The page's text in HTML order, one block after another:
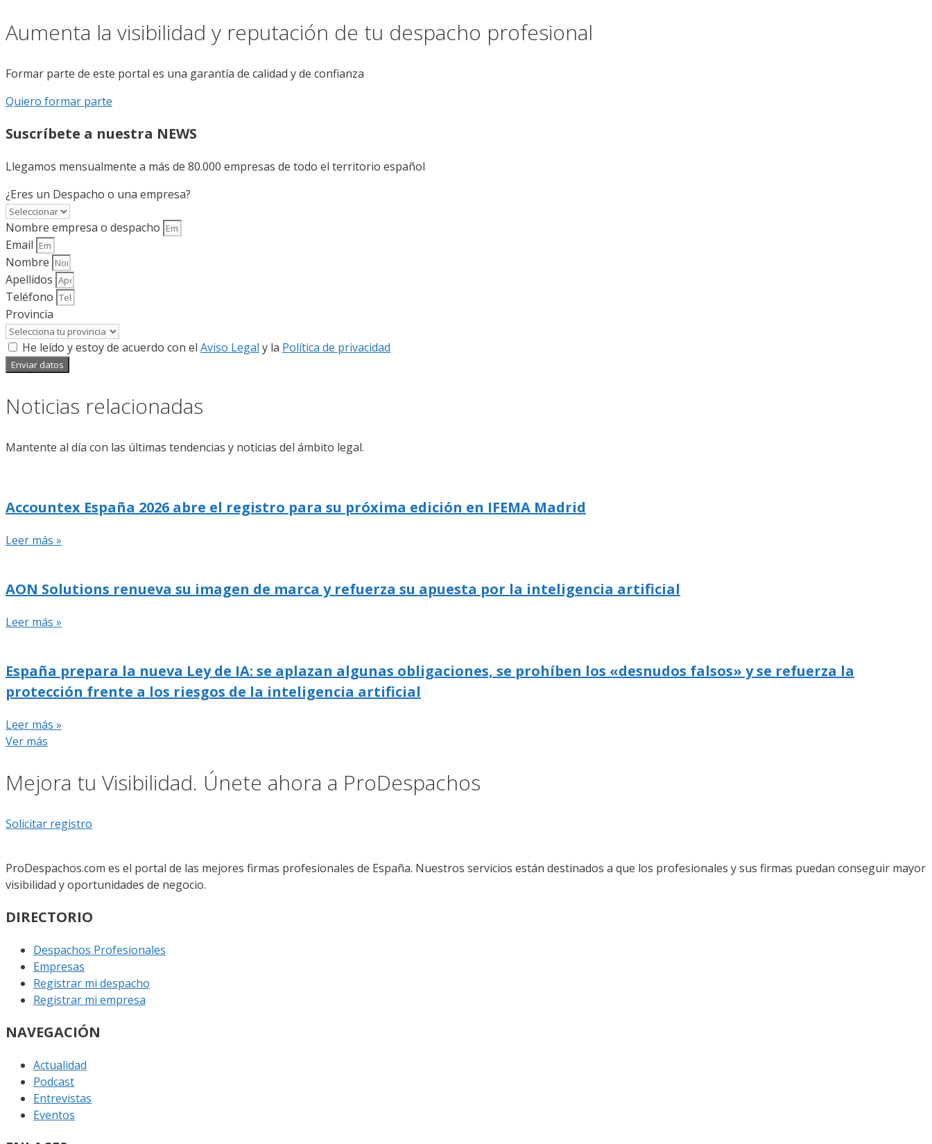
Aumenta la visibilidad y reputación de tu despacho profesional
Formar parte de este portal es una garantía de calidad y de confianza
Quiero formar parte
Suscríbete a nuestra NEWS
Llegamos mensualmente a más de 80.000 empresas de todo el territorio español
¿Eres un Despacho o una empresa?
Nombre empresa o despacho
Email
Nombre
Apellidos
Teléfono
Provincia
He leído y estoy de acuerdo con el Aviso Legal y la Política de privacidad
Enviar datos
Noticias relacionadas
Mantente al día con las últimas tendencias y noticias del ámbito legal.
Accountex España 2026 abre el registro para su próxima edición en IFEMA Madrid
Leer más »
AON Solutions renueva su imagen de marca y refuerza su apuesta por la inteligencia artificial
Leer más »
España prepara la nueva Ley de IA: se aplazan algunas obligaciones, se prohíben los «desnudos falsos» y se refuerza la
protección frente a los riesgos de la inteligencia artificial
Leer más »
Ver más
Mejora tu Visibilidad. Únete ahora a ProDespachos
Solicitar registro
ProDespachos.com es el portal de las mejores firmas profesionales de España. Nuestros servicios están destinados a que los profesionales y sus firmas puedan conseguir mayor
visibilidad y oportunidades de negocio.
DIRECTORIO
Despachos Profesionales
Empresas
Registrar mi despacho
Registrar mi empresa
NAVEGACIÓN
Actualidad
Podcast
Entrevistas
Eventos